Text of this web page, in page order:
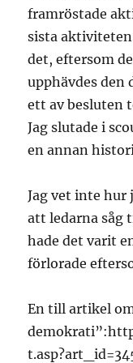
framröstade
sista aktiviteten
det, eftersom
upphävdes den
ett av besluten
Jag slutade i
en annan
Jag vet inte hur
att ledarna såg
hade det varit
förlorade
En till artikel